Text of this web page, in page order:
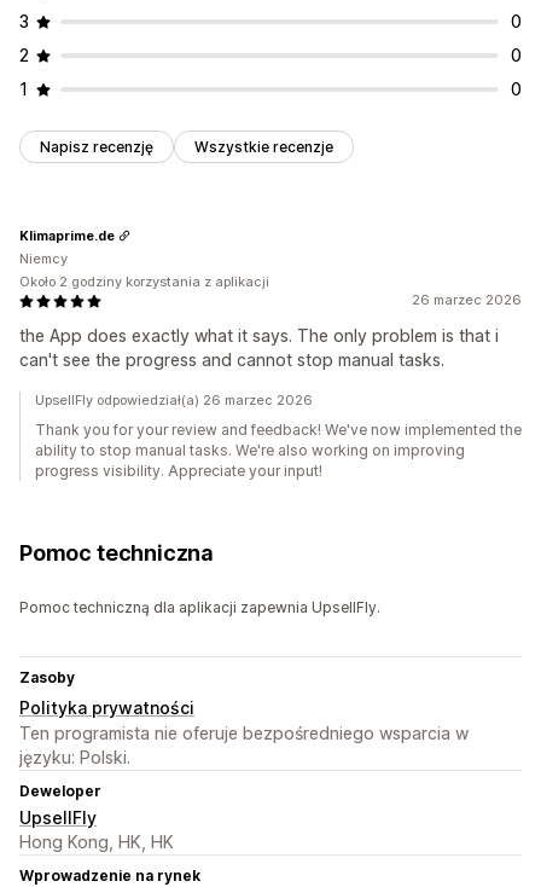
3
0
2
0
1
0
Napisz recenzję Wszystkie recenzje
26 marzec 2026
the App does exactly what it says. The only problem is that i
can't see the progress and cannot stop manual tasks.
Klimaprime.de
Niemcy
Około 2 godziny korzystania z aplikacji
UpsellFly odpowiedział(a) 26 marzec 2026
Thank you for your review and feedback! We've now implemented the
ability to stop manual tasks. We're also working on improving
progress visibility. Appreciate your input!
Pomoc techniczna
Pomoc techniczną dla aplikacji zapewnia UpsellFly.
Zasoby
Polityka prywatności
Ten programista nie oferuje bezpośredniego wsparcia w
języku: Polski.
Deweloper
UpsellFly
Hong Kong, HK, HK
Wprowadzenie na rynek